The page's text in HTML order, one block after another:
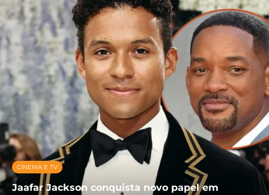
CINEMA E TV
Jaafar Jackson conquista novo papel em